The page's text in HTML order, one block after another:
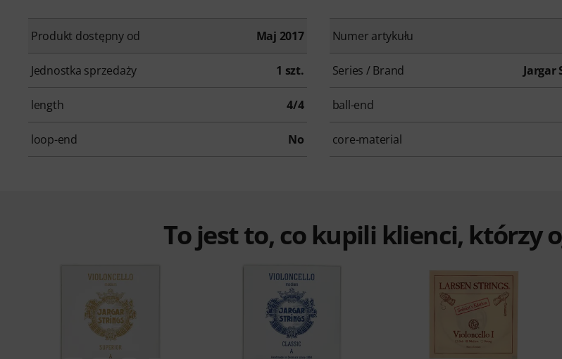
Produkt dostępny od Maj 2017 Numer artykułu
Jednostka sprzedaży 1 szt. Series / Brand Jargar
length 4/4 ball-end
loop-end No core-material
To jest to, co kupili klienci, którzy